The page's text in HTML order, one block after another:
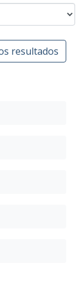
resultados